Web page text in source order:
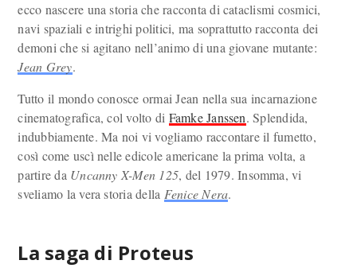
ecco nascere una storia che racconta di cataclismi cosmici,
navi spaziali e intrighi politici, ma soprattutto racconta dei
demoni che si agitano nell’animo di una giovane mutante:
Jean Grey.
Tutto il mondo conosce ormai Jean nella sua incarnazione
cinematografica, col volto di Famke Janssen. Splendida,
indubbiamente. Ma noi vi vogliamo raccontare il fumetto,
così come uscì nelle edicole americane la prima volta, a
partire da Uncanny X-Men 125, del 1979. Insomma, vi
sveliamo la vera storia della Fenice Nera.
La saga di Proteus